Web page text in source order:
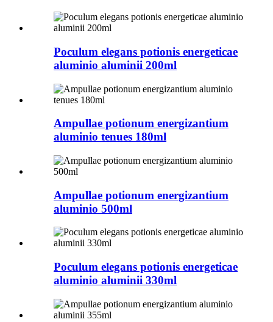
Poculum elegans potionis energeticae
aluminio aluminii 200ml
Ampullae potionum energizantium
aluminio tenues 180ml
Ampullae potionum energizantium
aluminio 500ml
Poculum elegans potionis energeticae
aluminio aluminii 330ml